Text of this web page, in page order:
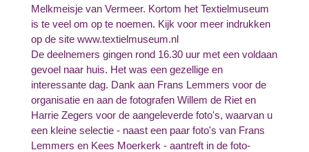
Melkmeisje van Vermeer. Kortom het Textielmuseum
is te veel om op te noemen. Kijk voor meer indrukken
op de site www.textielmuseum.nl
De deelnemers gingen rond 16.30 uur met een voldaan
gevoel naar huis. Het was een gezellige en
interessante dag. Dank aan Frans Lemmers voor de
organisatie en aan de fotografen Willem de Riet en
Harrie Zegers voor de aangeleverde foto's, waarvan u
een kleine selectie - naast een paar foto's van Frans
Lemmers en Kees Moerkerk - aantreft in de foto-